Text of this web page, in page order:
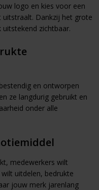
logo en kies voor een
Dankzij het grote
zichtbaar.
en ontworpen
ze langdurig gebruikt en
onder alle
medewerkers wilt
uitdelen, bedrukte
jouw merk jarenlang